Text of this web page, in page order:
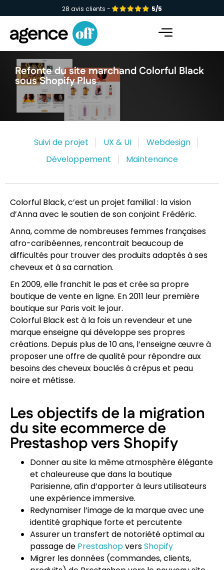
28 avis clients - 5/5
Refonte du site marchand Colorful Black
sous Shopify Plus
Suivi de projet UX & UI
Webdesign
Développement
Maintenance
Colorful Black, c’est un projet familial : la vision
d’Anna avec le soutien de son conjoint Frédéric.
Anna, comme de nombreuses femmes françaises
afro-caribéennes, rencontrait beaucoup de
difficultés pour trouver des produits adaptés à ses
cheveux et à sa carnation.
En 2009, elle franchit le pas et crée sa propre
boutique de vente en ligne. En 2011 leur première
boutique sur Paris voit le jour.
Colorful Black est à la fois un revendeur et une
marque enseigne qui développe ses propres
créations. Depuis plus de 10 ans, l’enseigne œuvre à
proposer une offre de qualité pour répondre aux
besoins des cheveux bouclés à crépus et peau
noire et métisse.
Les objectifs de la migration
du site ecommerce de
Prestashop vers Shopify
Donner au site la même atmosphère élégante
et chaleureuse que dans la boutique
Parisienne, afin d’apporter à leurs utilisateurs
une expérience immersive.
Redynamiser l’image de la marque avec une
identité graphique forte et percutente
Assurer un transfert de notoriété optimal au
passage de PrestashopversShopify
Migrer les données (commandes, clients,